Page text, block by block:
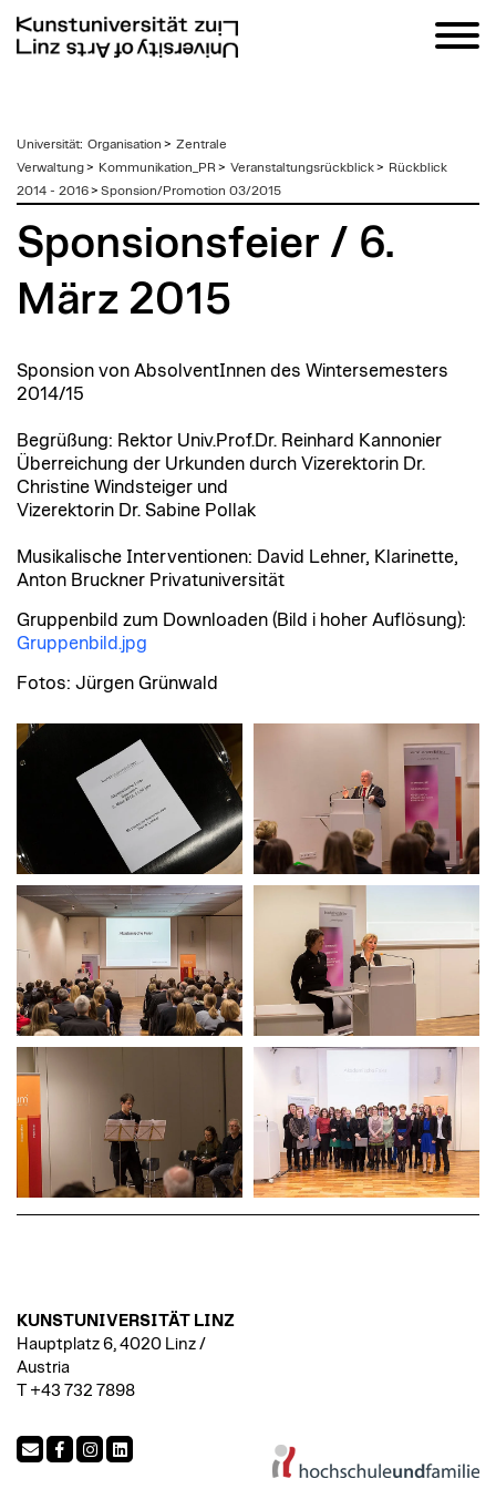
zum
Inhalt
Universität: Organisation > Zentrale
Verwaltung> Kommunikation_PR > Veranstaltungsrückblick> Rückblick
2014 - 2016> Sponsion/Promotion 03/2015
Sponsionsfeier / 6.
März 2015
Sponsion von AbsolventInnen des Wintersemesters
2014/15
Begrüßung: Rektor Univ.Prof.Dr. Reinhard Kannonier
Überreichung der Urkunden durch Vizerektorin Dr.
Christine Windsteiger und
Vizerektorin Dr. Sabine Pollak
Musikalische Interventionen: David Lehner, Klarinette,
Anton Bruckner Privatuniversität
Gruppenbild zum Downloaden (Bild i hoher Auflösung):
Gruppenbild.jpg
Fotos: Jürgen Grünwald
KUNSTUNIVERSITÄT LINZ
Hauptplatz 6, 4020 Linz /
Austria
T +43 732 7898